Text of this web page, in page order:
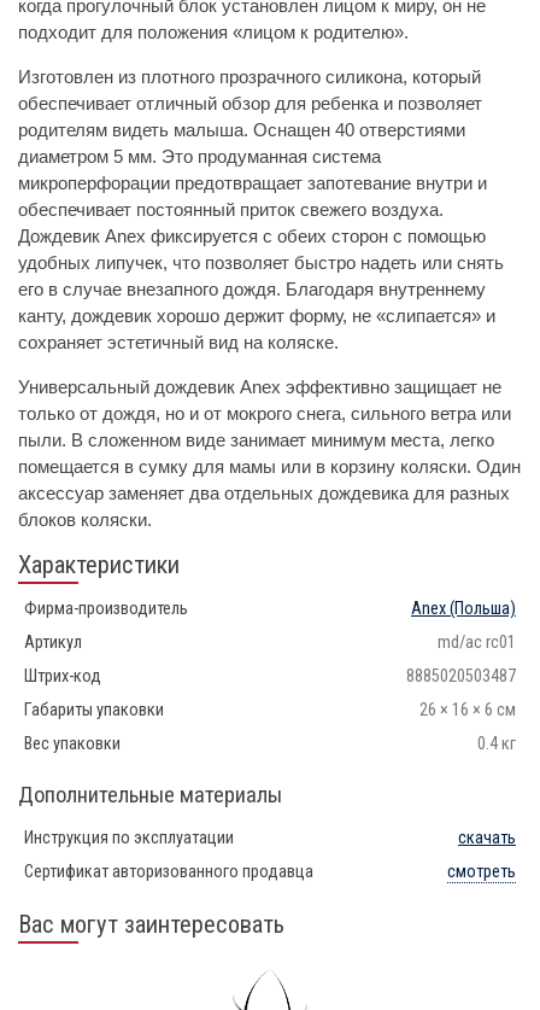
когда прогулочный блок установлен лицом к миру, он не
подходит для положения «лицом к родителю».
Изготовлен из плотного прозрачного силикона, который
обеспечивает отличный обзор для ребенка и позволяет
родителям видеть малыша. Оснащен 40 отверстиями
диаметром 5 мм. Это продуманная система
микроперфорации предотвращает запотевание внутри и
обеспечивает постоянный приток свежего воздуха.
Дождевик Anex фиксируется с обеих сторон с помощью
удобных липучек, что позволяет быстро надеть или снять
его в случае внезапного дождя. Благодаря внутреннему
канту, дождевик хорошо держит форму, не «слипается» и
сохраняет эстетичный вид на коляске.
Универсальный дождевик Anex эффективно защищает не
только от дождя, но и от мокрого снега, сильного ветра или
пыли. В сложенном виде занимает минимум места, легко
помещается в сумку для мамы или в корзину коляски. Один
аксессуар заменяет два отдельных дождевика для разных
блоков коляски.
Характеристики
Фирма-производитель Anex(Польша)
Артикул
md/ac rc01
Штрих-код
8885020503487
Габариты упаковки
26 × 16 × 6 см
Вес упаковки
0.4 кг
Дополнительные материалы
Инструкция по эксплуатации
скачать
Сертификат авторизованного продавца
смотреть
Вас могут заинтересовать